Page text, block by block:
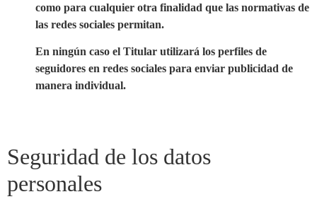
como para cualquier otra finalidad que las normativas de
las redes sociales permitan.
En ningún caso el Titular utilizará los perfiles de
seguidores en redes sociales para enviar publicidad de
manera individual.
Seguridad de los datos
personales